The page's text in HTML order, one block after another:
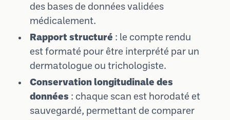
des bases de données validées
médicalement.
Rapport structuré : le compte rendu
est formaté pour être interprété par un
dermatologue ou trichologiste.
Conservation longitudinale des
données : chaque scan est horodaté et
sauvegardé, permettant de comparer